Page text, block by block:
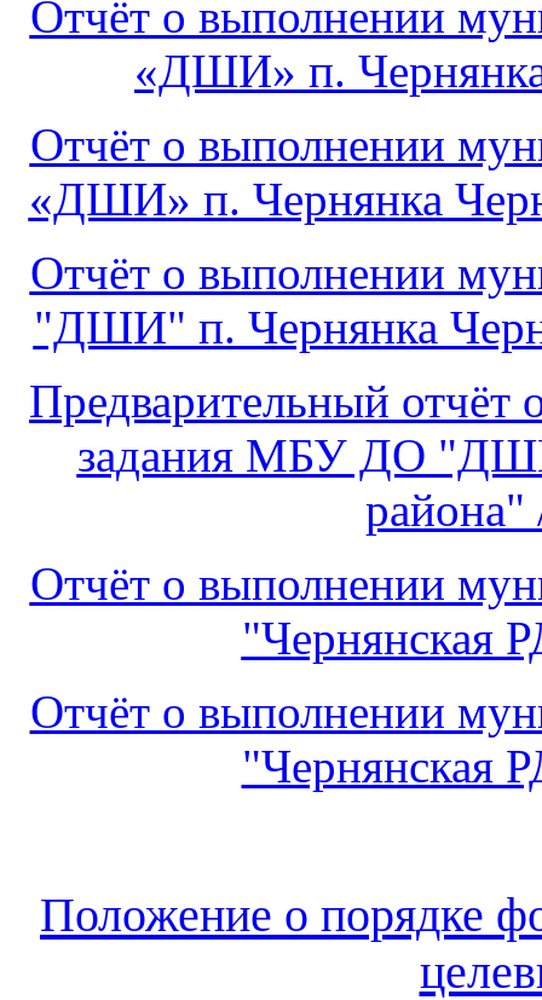
Отчёт о выполнении
«ДШИ» п.
Отчёт о выполнении
«ДШИ» п. Чернянка
Отчёт о выполнении
"ДШИ" п. Чернянка
Предварительный
задания МБУ ДО
района"
Отчёт о выполнении
"Чернянская
Отчёт о выполнении
"Чернянская
Положение о порядке